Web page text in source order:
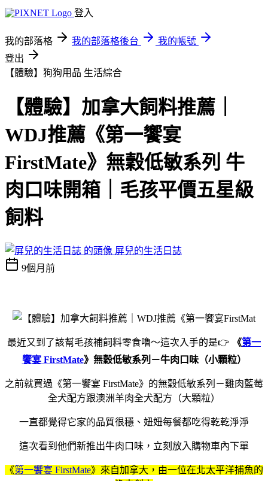
登入
我的部落格 我的部落格後台
我的帳號
登出
【體驗】狗狗用品 生活綜合
【體驗】加拿大飼料推薦｜
WDJ推薦《第一饗宴
FirstMate》無穀低敏系列 牛
肉口味開箱｜毛孩平價五星級
飼料
屏兒的生活日誌
9個月前
最近又到了該幫毛孩補飼料零食嚕～這次入手的是👉 《第一
饗宴 FirstMate》無穀低敏系列－牛肉口味（小顆粒）
之前就買過《第一饗宴 FirstMate》的無穀低敏系列－雞肉藍莓
全犬配方跟澳洲羊肉全犬配方（大顆粒）
一直都覺得它家的品質很穩、妞妞每餐都吃得乾乾淨淨
這次看到他們新推出牛肉口味，立刻放入購物車內下單
《第一饗宴 FirstMate》來自加拿大，由一位在北太平洋捕魚的